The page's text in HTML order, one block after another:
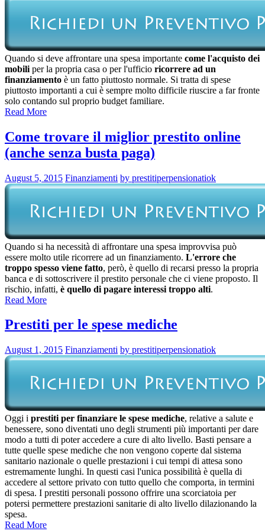
Quando si deve affrontare una spesa importante come l'acquisto dei
mobili per la propria casa o per l'ufficio ricorrere ad un
finanziamento è un fatto piuttosto normale. Si tratta di spese
piuttosto importanti a cui è sempre molto difficile riuscire a far fronte
solo contando sul proprio budget familiare.
Read More
Come trovare il miglior prestito online
(anche senza busta paga)
August 5, 2015 Finanziamenti by prestitiperpensionatiok
Quando si ha necessità di affrontare una spesa improvvisa può
essere molto utile ricorrere ad un finanziamento. L'errore che
troppo spesso viene fatto, però, è quello di recarsi presso la propria
banca e di sottoscrivere il prestito personale che ci viene proposto. Il
rischio, infatti, è quello di pagare interessi troppo alti.
Read More
Prestiti per le spese mediche
August 1, 2015 Finanziamenti by prestitiperpensionatiok
Oggi i prestiti per finanziare le spese mediche, relative a salute e
benessere, sono diventati uno degli strumenti più importanti per dare
modo a tutti di poter accedere a cure di alto livello. Basti pensare a
tutte quelle spese mediche che non vengono coperte dal sistema
sanitario nazionale o quelle prestazioni i cui tempi di attesa sono
estremamente lunghi. In questi casi l'unica possibilità è quella di
accedere al settore privato con tutto quello che comporta, in termini
di spesa. I prestiti personali possono offrire una scorciatoia per
potersi permettere prestazioni sanitarie di alto livello dilazionando la
spesa.
Read More